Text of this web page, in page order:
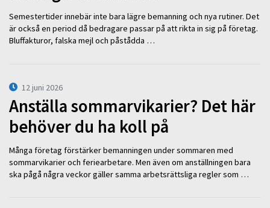
Semestertider innebär inte bara lägre bemanning och nya rutiner. Det
är också en period då bedragare passar på att rikta in sig på företag.
Bluffakturor, falska mejl och påstådda …
12 juni 2026
Anställa sommarvikarier? Det här
behöver du ha koll på
Många företag förstärker bemanningen under sommaren med
sommarvikarier och feriearbetare. Men även om anställningen bara
ska pågå några veckor gäller samma arbetsrättsliga regler som …